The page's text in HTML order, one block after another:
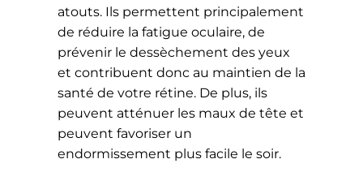
atouts. Ils permettent principalement
de réduire la fatigue oculaire, de
prévenir le dessèchement des yeux
et contribuent donc au maintien de la
santé de votre rétine. De plus, ils
peuvent atténuer les maux de tête et
peuvent favoriser un
endormissement plus facile le soir.